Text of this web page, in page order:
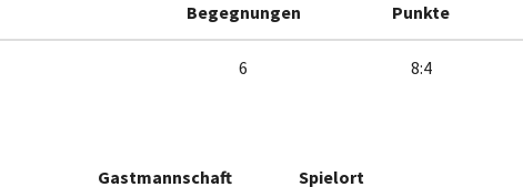
Begegnungen Punkte
6 8:4
Gastmannschaft Spielort